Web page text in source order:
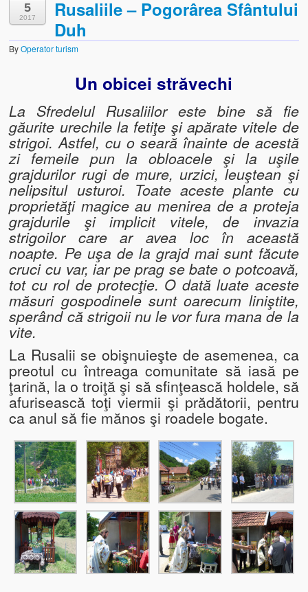
Biserica Ortodoxă „Sf. Nicolae” din Dumbrava de Sus
Biserica Ortodoxă „Adormirea Maicii Domnului” din
CASA MEMORIALĂ CRIŞAN
Casa memorială „Vlaicu Bârna” din Crişan
Casa Muzeu „Lada de Zestre” din Ribiţa
REZERVAŢIA NATURALĂ SPEOLOGICĂ CHEILE
Obiective Turistice din Vecinătate
Folclor
Folclor, Datini şi Obiceiuri
Obiceiuri locale și legende
Ultimul meşter de fluiere din Zarand
Informații utile
Informații despre comuna Ribița
Cazare
Telefoane şi Adrese Utile
Contact
5
2017
Rusaliile – Pogorârea Sfântului
Duh
ByOperator turism
Un obicei străvechi
La Sfredelul Rusaliilor este bine să fie
găurite urechile la fetiţe şi apărate vitele de
strigoi. Astfel, cu o seară înainte de acestă
zi femeile pun la obloacele şi la uşile
grajdurilor rugi de mure, urzici, leuştean şi
nelipsitul usturoi. Toate aceste plante cu
proprietăţi magice au menirea de a proteja
grajdurile şi implicit vitele, de invazia
strigoilor care ar avea loc în această
noapte. Pe uşa de la grajd mai sunt făcute
cruci cu var, iar pe prag se bate o potcoavă,
tot cu rol de protecţie. O dată luate aceste
măsuri gospodinele sunt oarecum liniştite,
sperând că strigoii nu le vor fura mana de la
vite.
La Rusalii se obişnuieşte de asemenea, ca
preotul cu întreaga comunitate să iasă pe
ţarină, la o troiţă şi să sfinţească holdele, să
afurisească toţi viermii şi prădătorii, pentru
ca anul să fie mănos şi roadele bogate.